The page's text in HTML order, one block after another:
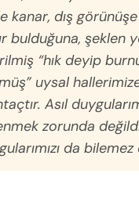
kanar, dış görünüşe
bulduğuna, şeklen
“hık deyip
uysal
Asıl
zorunda
da